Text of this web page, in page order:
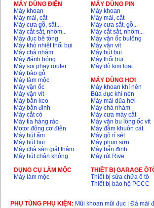
MÁY DÙNG ĐIỆN
Máy khoan
Máy mài, cắt
Máy cưa gỗ, sắt,..
Máy cắt sắt, nhôm,..
Máy đục bê tông
Máy khò nhiệt thổi bụi
Máy chà nhám
Máy đánh bóng
Máy soi phay router
Máy bào gỗ
Máy làm mộc
Máy vặn ốc
Máy vặn vít
Máy bắn keo
Máy bắn đinh
Máy cắt cỏ
Máy tỉa hàng rào
Motor động cơ điện
Máy hút ẩm
Máy hút bụi
Máy chà sàn giặt thảm
Máy hút chân không
DỤNG CỤ LÀM MỘC
Máy làm mộc
MÁY DÙNG PIN
Máy khoan
Máy mài, cắt
Máy cưa sắt, gỗ,..
Máy cắt sắt, nhôm,..
Máy vặn ốc bulông
Máy vặn vít
Máy hút bụi
Máy thổi bụi
Máy dò kim loại
MÁY DÙNG HƠI
Máy khoan khí nén
Búa đục khí nén
Máy mài dũa hơi
Máy chà nhám
Máy cưa máy cắt
Máy vặn bu lông ốc vít
Máy đầm khuôn cát
Máy gõ rỉ sét
Máy phun sơn
Máy bắn đinh
Máy rút Rive
THIÊT BỊ GARAGE
Thiết bị sửa chữa ô tô
Thiết bị bảo hộ PCCC
PHỤ TÙNG PHỤ KIỆN: Mũi khoan mũi đục Đá mài